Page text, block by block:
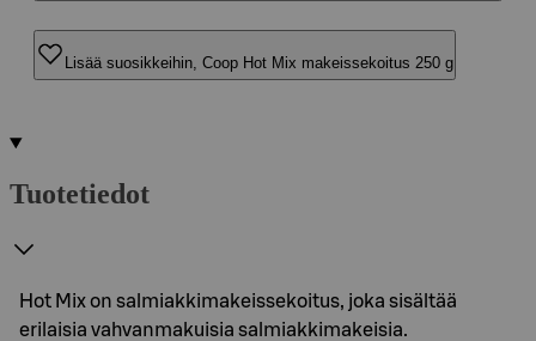
Lisää suosikkeihin, Coop Hot Mix makeissekoitus 250 g
Tuotetiedot
Hot Mix on salmiakkimakeissekoitus, joka sisältää
erilaisia vahvanmakuisia salmiakkimakeisia.